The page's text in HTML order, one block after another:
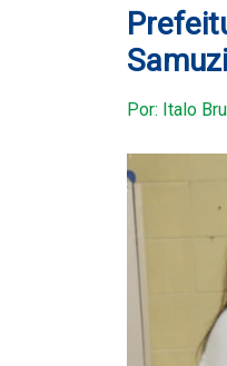
Por: Italo